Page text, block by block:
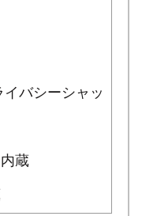
バシーシャッ
蔵